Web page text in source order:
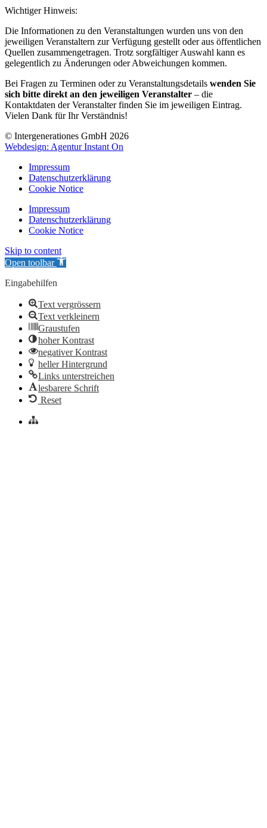
Wichtiger Hinweis:
Die Informationen zu den Veranstaltungen wurden uns von den
jeweiligen Veranstaltern zur Verfügung gestellt oder aus öffentlichen
Quellen zusammengetragen. Trotz sorgfältiger Auswahl kann es
gelegentlich zu Änderungen oder Abweichungen kommen.
Bei Fragen zu Terminen oder zu Veranstaltungsdetails wenden Sie
sich bitte direkt an den jeweiligen Veranstalter – die
Kontaktdaten der Veranstalter finden Sie im jeweiligen Eintrag.
Vielen Dank für Ihr Verständnis!
© Intergenerationes GmbH 2026
Webdesign: Agentur Instant On
Impressum
Datenschutzerklärung
Cookie Notice
Impressum
Datenschutzerklärung
Cookie Notice
Skip to content
Open toolbar
Eingabehilfen
Text vergrössern
Text verkleinern
Graustufen
hoher Kontrast
negativer Kontrast
heller Hintergrund
Links unterstreichen
lesbarere Schrift
Reset